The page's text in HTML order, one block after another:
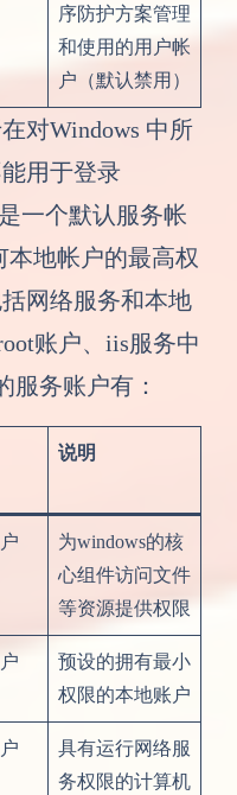
序防护方案管理
和使用的用户帐
户（默认禁用）
对Windows 中所
用于登录
一个默认服务帐
本地帐户的最高权
网络服务和本地
账户、iis服务中
服务账户有：
说明
为windows的核
心组件访问文件
等资源提供权限
预设的拥有最小
权限的本地账户
具有运行网络服
务权限的计算机